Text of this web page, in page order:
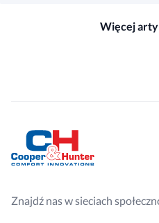
Więcej
Znajdź nas w sieciach